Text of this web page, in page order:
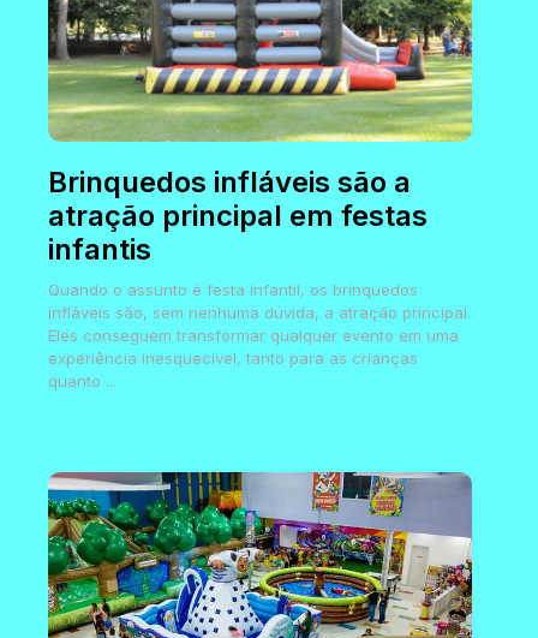
Brinquedos infláveis são a
atração principal em festas
infantis
Quando o assunto é festa infantil, os brinquedos
infláveis são, sem nenhuma dúvida, a atração principal.
Eles conseguem transformar qualquer evento em uma
experiência inesquecível, tanto para as crianças
quanto ...